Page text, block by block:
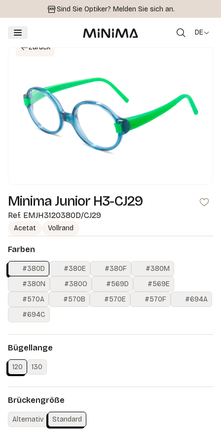
Sind Sie Optiker? Melden Sie sich an.
DE
Zurück
Minima Junior H3-CJ29
Ref. EMJH3120380D/CJ29
Acetat Vollrand
Farben
#380D #380E #380F
#380M
#380N
#380O #569D
#569E
#570A
#570B #570E #570F
#694A
#694C
Bügellange
120 130
Brückengröße
Alternativ
Standard